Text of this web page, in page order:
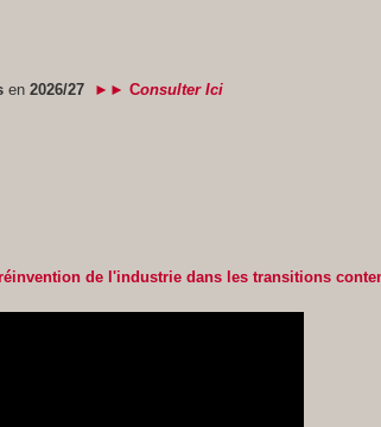
en2026/27 ►► Consulter Ici
de l'industrie dans les transitions